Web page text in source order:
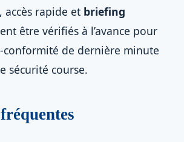
accès rapide et briefing
être vérifiés à l’avance pour
conformité de dernière minute
sécurité course.